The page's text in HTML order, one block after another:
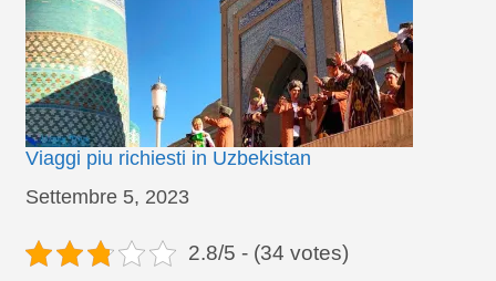
Viaggi piu richiesti in Uzbekistan
Data
Settembre 5, 2023
2.8/5 - (34 votes)